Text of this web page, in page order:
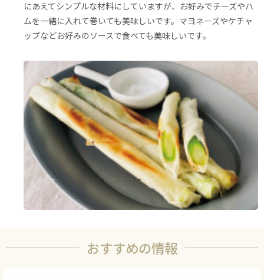
にあえてシンプルな材料にしていますが、お好みでチーズやハ
ムを一緒に入れて巻いても美味しいです。マヨネーズやケチャ
ップなどお好みのソースで食べても美味しいです。
おすすめの情報